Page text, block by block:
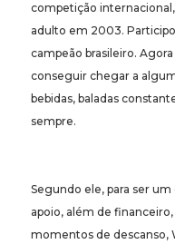
competição internacional,
adulto em 2003.
campeão brasileiro.
conseguir chegar a
bebidas, baladas
sempre.
Segundo ele, para ser
apoio, além de
momentos de descanso,